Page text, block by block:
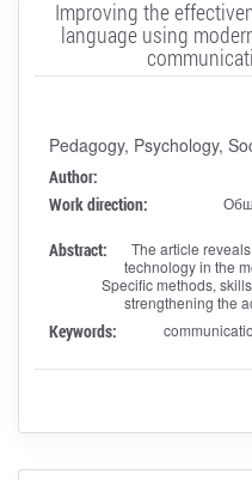
Improving the
language using
Pedagogy, Psychology,
Author:
Work direction:
Abstract:
The article
technology in the
Specific methods,
strengthening the
Keywords: